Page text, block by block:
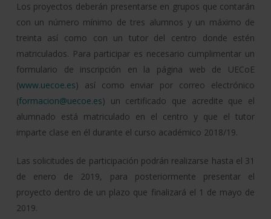
Los proyectos deberán presentarse en grupos que contarán
con un número mínimo de tres alumnos y un máximo de
treinta así como con un tutor del centro donde estén
matriculados. Para participar es necesario cumplimentar un
formulario de inscripción en la página web de UECoE
(www.uecoe.es) así como enviar por correo electrónico
(formacion@uecoe.es) un certificado que acredite que el
alumnado está matriculado en el centro y que el tutor
imparte clase en él durante el curso académico 2018/19.
Las solicitudes de participación podrán realizarse hasta el 31
de enero de 2019, para posteriormente presentar el
proyecto dentro de un plazo que finalizará el 1 de mayo de
2019.